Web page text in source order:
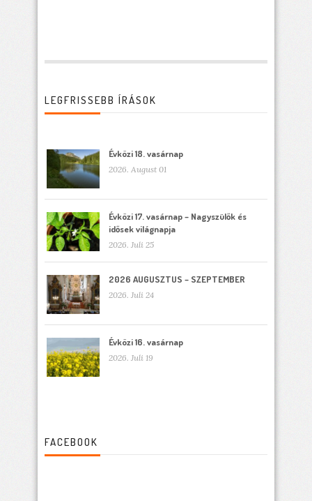
LEGFRISSEBB ÍRÁSOK
Évközi 18. vasárnap
2026. August 01
Évközi 17. vasárnap – Nagyszülők és
idősek világnapja
2026. Juli 25
2026 AUGUSZTUS – SZEPTEMBER
2026. Juli 24
Évközi 16. vasárnap
2026. Juli 19
FACEBOOK